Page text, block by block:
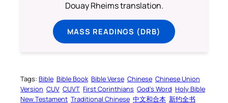
Douay Rheims translation.
MASS READINGS (DRB)
Tags: Bible Bible Book Bible Verse Chinese Chinese Union
Version CUV CUVT First Corinthians God’s Word Holy Bible
New Testament Traditional Chinese 中文和合本 新约全书